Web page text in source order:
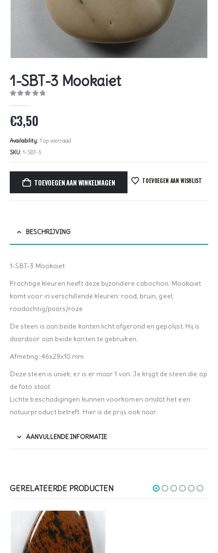
1-SBT-3 Mookaiet
€3,50
Availability: 1 op voorraad
SKU: 1-SBT-3
TOEVOEGEN AAN WINKELWAGEN TOEVOEGEN AAN WISHLIST
BESCHRIJVING
1-SBT-3 Mookaiet
Prachtige kleuren heeft deze bijzondere cabochon. Mookaiet
komt voor in verschillende kleuren: rood, bruin, geel,
roodachtig/paars/roze
De steen is aan beide kanten licht afgerond en gepolijst. Hij is
daardoor aan beide kanten te gebruiken.
Afmeting: 46x29x10 mm
Deze steen is uniek, er is er maar 1 van. Je krijgt de steen die op
de foto staat
Lichte beschadigingen kunnen voorkomen omdat het een
natuurproduct betreft. Hier is de prijs ook naar.
AANVULLENDE INFORMATIE
GERELATEERDE PRODUCTEN